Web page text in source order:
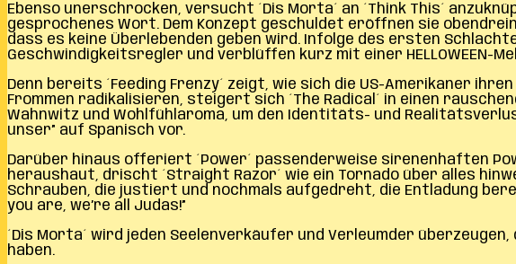
Ebenso unerschrocken, versucht ´Dis Morta´ an ´Think This´
gesprochenes Wort. Dem Konzept geschuldet eröffnen sie
dass es keine Überlebenden geben wird. Infolge des ersten
Geschwindigkeitsregler und verblüffen kurz mit einer HELLOWEEN-
Denn bereits ´Feeding Frenzy´ zeigt, wie sich die US-Amerikaner
Frommen radikalisieren, steigert sich ´The Radical´ in einen
Wahnwitz und Wohlfühlaroma, um den Identitäts- und
unser” auf Spanisch vor.
Darüber hinaus offeriert ´Power´ passenderweise sirenenhaften
heraushaut, drischt ´Straight Razor´ wie ein Tornado über alles
Schrauben, die justiert und nochmals aufgedreht, die Entladung
you are, we’re all Judas!”
´Dis Morta´ wird jeden Seelenverkäufer und Verleumder
haben.